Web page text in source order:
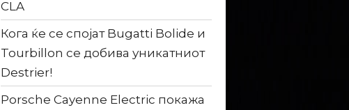
CLA
Кога ќе се спојат Bugatti Bolide и
Tourbillon се добива уникатниот
Destrier!
Porsche Cayenne Electric покажа